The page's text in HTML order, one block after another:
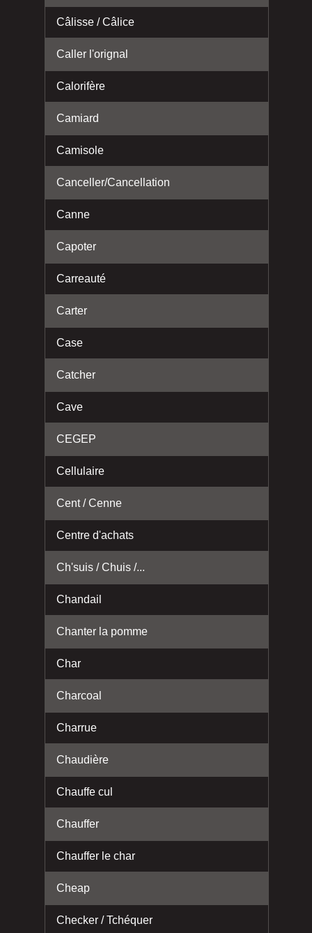
Câlisse / Câlice
Caller l'orignal
Calorifère
Camiard
Camisole
Canceller/Cancellation
Canne
Capoter
Carreauté
Carter
Case
Catcher
Cave
CEGEP
Cellulaire
Cent / Cenne
Centre d'achats
Ch'suis / Chuis /...
Chandail
Chanter la pomme
Char
Charcoal
Charrue
Chaudière
Chauffe cul
Chauffer
Chauffer le char
Cheap
Checker / Tchéquer